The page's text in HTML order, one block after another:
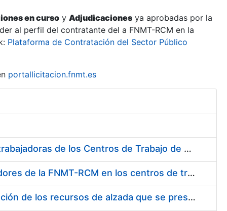
en curso y Adjudicaciones ya aprobadas por la
al perfil del contratante del a FNMT-RCM en la
Plataforma de Contratación del Sector Público
portallicitacion.fnmt.es
Suministro de Protectores Auditivos a medida para las personas trabajadoras de los Centros de Trabajo de Madrid y Burgos
Suministro de gafas graduadas antiproyecciones para los trabajadores de la FNMT-RCM en los centros de trabajo de Madrid y Burgos
Servicios de una empresa externa para el asesoramiento y resolución de los recursos de alzada que se presentan relacionados con procesos de selección para la FNMT-RCM